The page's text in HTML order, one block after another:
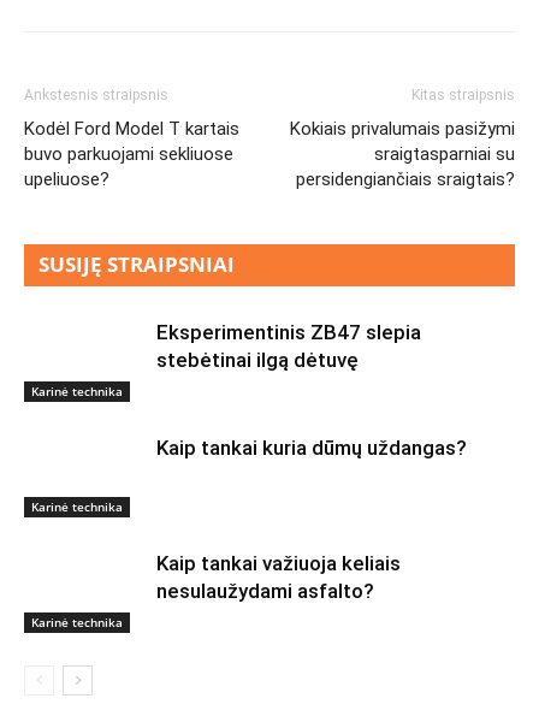
Ankstesnis straipsnis
Kodėl Ford Model T kartais
buvo parkuojami sekliuose
upeliuose?
Kitas straipsnis
Kokiais privalumais pasižymi
sraigtasparniai su
persidengiančiais sraigtais?
SUSIJĘ STRAIPSNIAI
Karinė technika
Eksperimentinis ZB47 slepia
stebėtinai ilgą dėtuvę
Karinė technika
Kaip tankai kuria dūmų uždangas?
Karinė technika
Kaip tankai važiuoja keliais
nesulaužydami asfalto?